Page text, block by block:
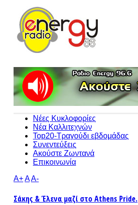
Νέες Κυκλοφορίες
Νέα Καλλιτεχνών
Top20-Τραγούδι εβδομάδας
Συνεντεύξεις
Ακούστε Ζωντανά
Επικοινωνία
A+AA-
Σάκης & Έλενα μαζί στο Athens Pride.